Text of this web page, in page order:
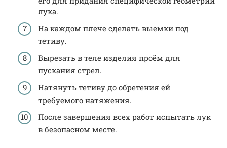
лука.
На каждом плече сделать выемки под
тетиву.
Вырезать в теле изделия проём для
пускания стрел.
Натянуть тетиву до обретения ей
требуемого натяжения.
После завершения всех работ испытать лук
в безопасном месте.